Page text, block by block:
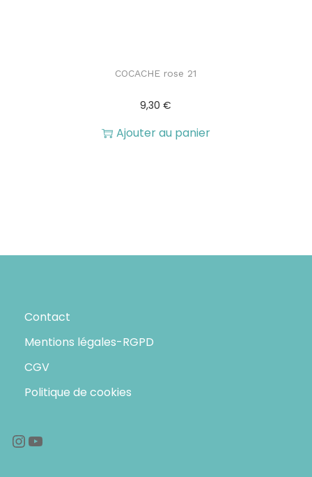
COCACHE rose 21
9,30€
Ajouter au panier
Contact
Mentions légales-RGPD
CGV
Politique de cookies
InstagramYouTube